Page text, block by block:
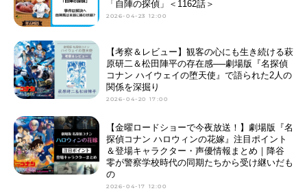
「自陣の探偵」＜1162話＞
2026-04-23 12:00
【考察＆レビュー】観客の心にも生き続ける萩
原研二＆松田陣平の存在感──劇場版『名探偵
コナン ハイウェイの堕天使』で語られた2人の
関係を深掘り
2026-04-20 17:00
【金曜ロードショーで今夜放送！】劇場版『名
探偵コナン ハロウィンの花嫁』注目ポイント
＆登場キャラクター・声優情報まとめ｜降谷
零が警察学校時代の同期たちから受け継いだも
の
2026-04-17 12:00